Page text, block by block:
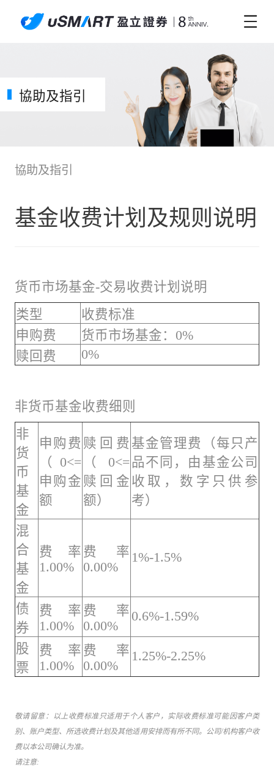
協助及指引
協助及指引
基金收费计划及规则说明
货币市场基金-交易收费计划说明
类型
收费标准
申购费
货币市场基金：0%
赎回费
0%
非货币基金收费细则
非
货
币
基
金
申购费
（0<=
申购金
额
赎回费
（0<=
赎回金
额）
基金管理费（每只产
品不同，由基金公司
收取，数字只供参
考）
混
合
基
金
费率
1.00%
费率
0.00%
1%-1.5%
债
券
费率
1.00%
费率
0.00%
0.6%-1.59%
股
票
费率
1.00%
费率
0.00%
1.25%-2.25%
敬请留意：以上收费标准只适用于个人客户，实际收费标准可能因客户类
别、账户类型、所选收费计划及其他适用安排而有所不同。公司/机构客户收
费以本公司确认为准。
请注意: